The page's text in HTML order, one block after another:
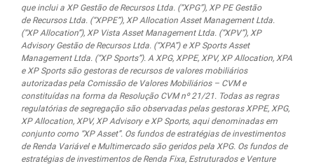
que inclui a XP Gestão de Recursos Ltda. (“XPG”), XP PE Gestão
de Recursos Ltda. (“XPPE”), XP Allocation Asset Management Ltda.
(“XP Allocation”), XP Vista Asset Management Ltda. (“XPV”), XP
Advisory Gestão de Recursos Ltda. (“XPA”) e XP Sports Asset
Management Ltda. (“XP Sports”). A XPG, XPPE, XPV, XP Allocation, XPA
e XP Sports são gestoras de recursos de valores mobiliários
autorizadas pela Comissão de Valores Mobiliários – CVM e
constituídas na forma da Resolução CVM nº 21/21. Todas as regras
regulatórias de segregação são observadas pelas gestoras XPPE, XPG,
XP Allocation, XPV, XP Advisory e XP Sports, aqui denominadas em
conjunto como “XP Asset”. Os fundos de estratégias de investimentos
de Renda Variável e Multimercado são geridos pela XPG. Os fundos de
estratégias de investimentos de Renda Fixa, Estruturados e Venture